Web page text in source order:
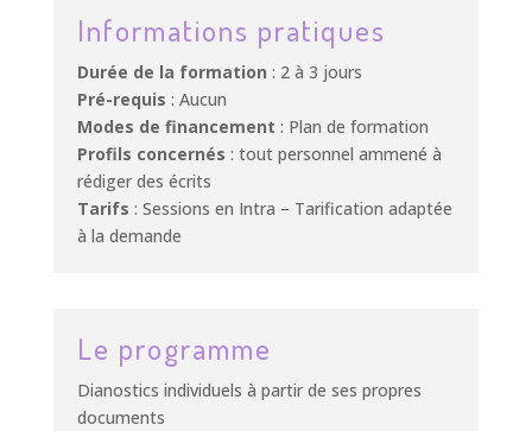
Informations pratiques
Durée de la formation : 2 à 3 jours
Pré-requis : Aucun
Modes de financement : Plan de formation
Profils concernés : tout personnel ammené à
rédiger des écrits
Tarifs : Sessions en Intra – Tarification adaptée
à la demande
Le programme
Dianostics individuels à partir de ses propres
documents